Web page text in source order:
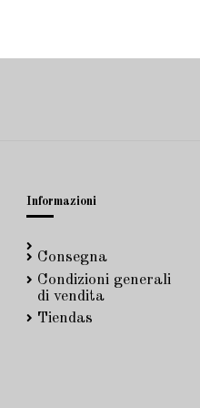
Informazioni
Consegna
Condizioni generali
di vendita
Tiendas